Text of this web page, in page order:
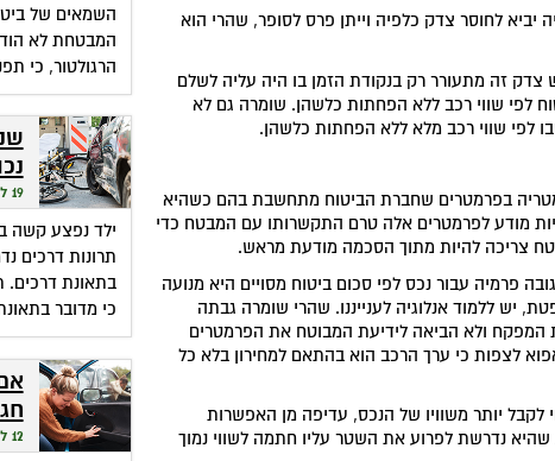
לחוסר צדק כלפיה וייתן פרס לסופר, שהרי הוא
צדק זה מתעורר רק בנקודת הזמן בו היה עליה לשלם
לפי שווי רכב ללא הפחתות כלשהן. שומרה גם לא
לפי שווי רכב מלא ללא הפחתות כלשהן.
בפרמטרים שחברת הביטוח מתחשבת בהם כשהיא
מודע לפרמטרים אלה טרם התקשרותו עם המבטח כדי
צריכה להיות מתוך הסכמה מודעת מראש.
פרמיה עבור נכס לפי סכום ביטוח מסויים היא מנועה
יש ללמוד אנלוגיה לענייננו. שהרי שומרה גבתה
המפקח ולא הביאה לידיעת המבוטח את הפרמטרים
לצפות כי ערך הרכב הוא בהתאם למחירון בלא כל
יותר משוויו של הנכס, עדיפה מן האפשרות
נדרשת לפרוע את השטר עליו חתמה לשווי נמוך
השמאים של
המבטחת לא
הרגולטור, כי
19 ליולי 2026
ילד נפצע קשה
תרונות דרכים
בתאונת דרכים.
כי מדובר
12 ליולי 2026